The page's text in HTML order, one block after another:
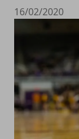
16/02/2020